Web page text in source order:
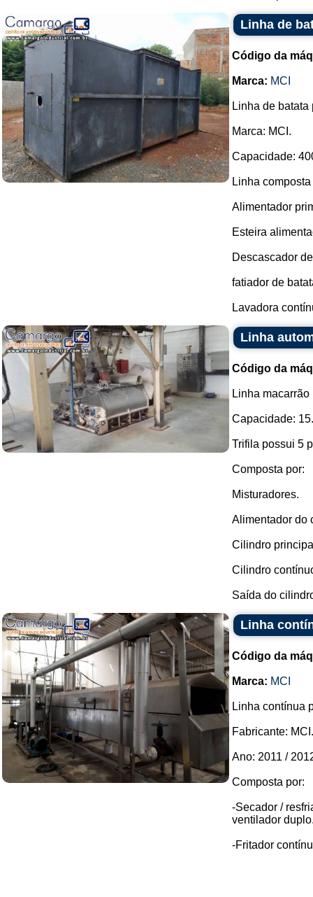
Linha de
Código da
Marca: MCI
Linha de
Marca: MCI.
Capacidade:
Linha
Alimentador
Esteira
Descascador
fatiador de
Lavadora
Linha
Código da
Linha
Capacidade:
Trifila possui 5
Composta por:
Misturadores.
Alimentador do
Cilindro
Cilindro
Saída do
Linha
Código da
Marca: MCI
Linha contínua
Fabricante: MCI.
Ano: 2011 /
Composta por:
-Secador /
ventilador
-Fritador